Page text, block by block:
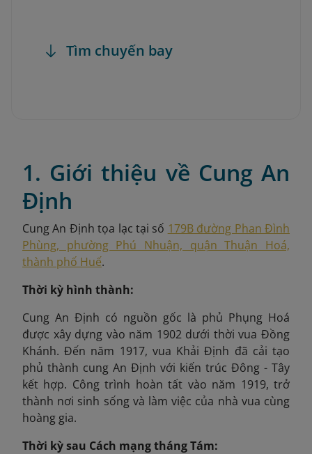
Tìm chuyến bay
1. Giới thiệu về Cung An
Định
Cung An Định tọa lạc tại số 179B đường Phan Đình
Phùng, phường Phú Nhuận, quận Thuận Hoá,
thành phố Huế.
Thời kỳ hình thành:
Cung An Định có nguồn gốc là phủ Phụng Hoá
được xây dựng vào năm 1902 dưới thời vua Đồng
Khánh. Đến năm 1917, vua Khải Định đã cải tạo
phủ thành cung An Định với kiến trúc Đông - Tây
kết hợp. Công trình hoàn tất vào năm 1919, trở
thành nơi sinh sống và làm việc của nhà vua cùng
hoàng gia.
Thời kỳ sau Cách mạng tháng Tám: